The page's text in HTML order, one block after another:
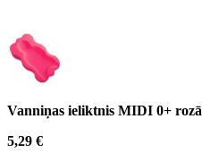
Vanniņas ieliktnis MIDI 0+ rozā
5,29 €